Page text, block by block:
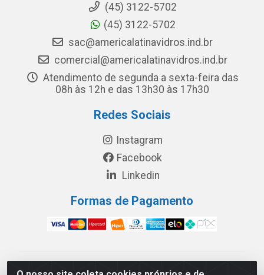
(45) 3122-5702
(45) 3122-5702
sac@americalatinavidros.ind.br
comercial@americalatinavidros.ind.br
Atendimento de segunda a sexta-feira das
08h às 12h e das 13h30 às 17h30
Redes Sociais
Instagram
Facebook
Linkedin
Formas de Pagamento
América Latina Indústria e Comércio de Vidros LTDA -